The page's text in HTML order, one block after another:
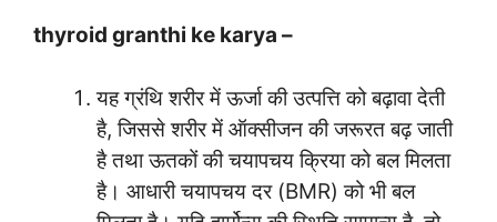
thyroid granthi ke karya –
यह ग्रंथि शरीर में ऊर्जा की उत्पत्ति को बढ़ावा देती
है, जिससे शरीर में ऑक्सीजन की जरूरत बढ़ जाती
है तथा ऊतकों की चयापचय क्रिया को बल मिलता
है। आधारी चयापचय दर (BMR) को भी बल